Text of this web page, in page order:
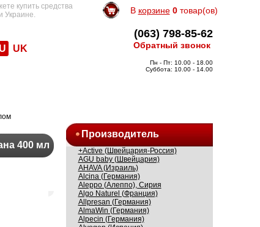
купить средства
Украине.
UK
В корзине 0товар(ов)
(063) 798-85-62
Обратный звонок
Пн - Пт: 10.00 - 18.00
Суббота: 10.00 - 14.00
400 мл
Производитель
+Active (Швейцария-Россия)
AGU baby (Швейцария)
AHAVA (Израиль)
Alcina (Германия)
Aleppo (Алеппо), Сирия
Algo Naturel (Франция)
Allpresan (Германия)
AlmaWin (Германия)
Alpecin (Германия)